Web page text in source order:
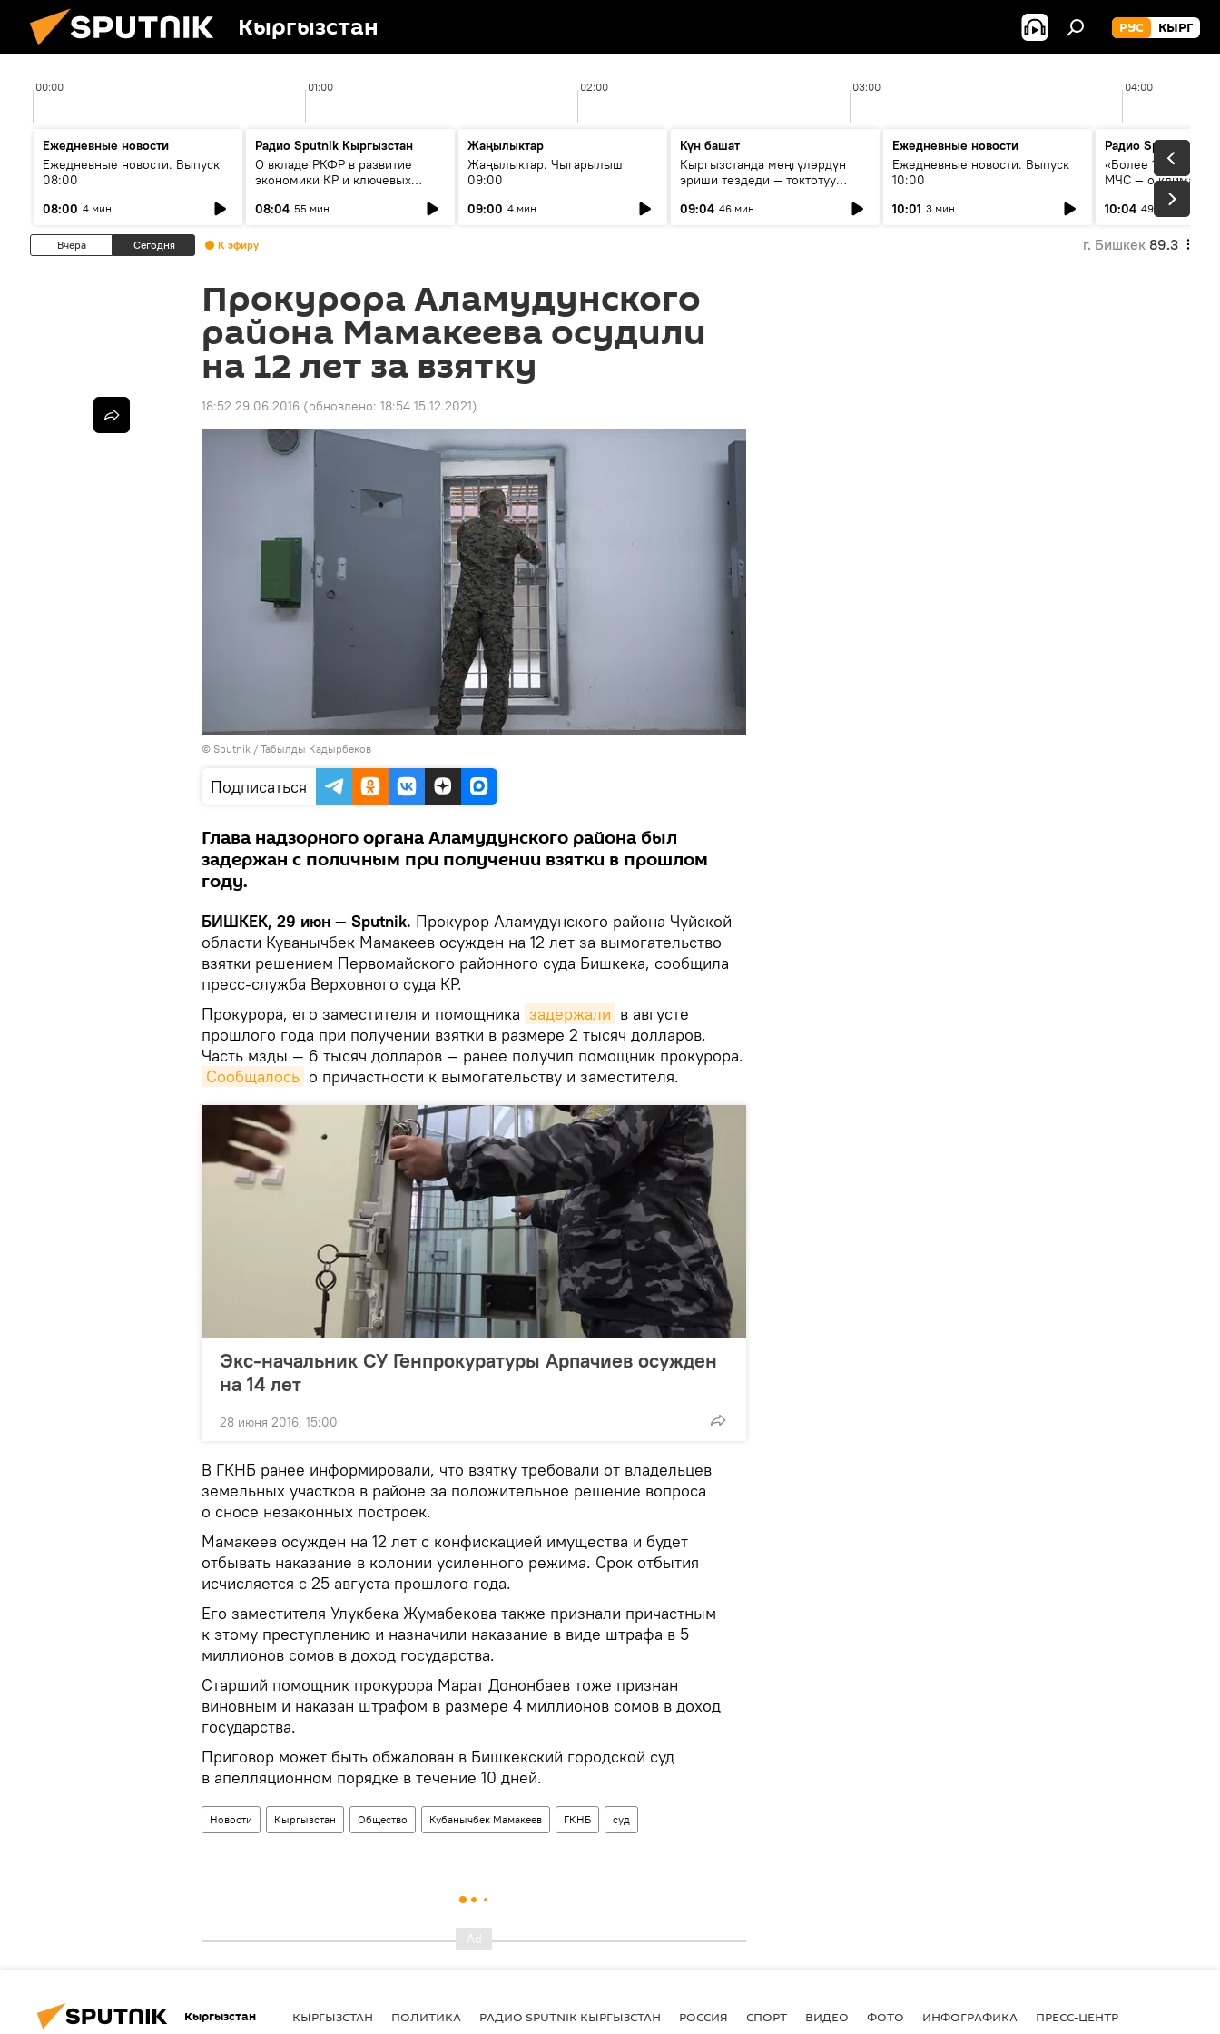
Кыргызстан РУС КЫРГ
00:00 01:00 02:00 03:00 04:00
Ежедневные новости
Ежедневные новости. Выпуск
08:00
08:00 4 мин
Радио Sputnik Кыргызстан
О вкладе РКФР в развитие
экономики КР и ключевых
08:04 55 мин
Жаңылыктар
Жаңылыктар. Чыгарылыш
09:00
09:00 4 мин
Күн башат
Кыргызстанда мөңгүлөрдүн
эриши тездеди — токтотуу
09:04 46 мин
Ежедневные новости
Ежедневные новости. Выпуск
10:00
10:01 3 мин
Радио Sputnik
«Более 1200 сёл в
МЧС — о климате,
системе
населения
10:04 49 мин
Вчера Сегодня К эфиру г. Бишкек 89.3
Прокурора Аламудунского
района Мамакеева осудили
на 12 лет за взятку
18:52 29.06.2016 (обновлено: 18:54 15.12.2021)
© Sputnik / Табылды Кадырбеков
Подписаться
Глава надзорного органа Аламудунского района был
задержан с поличным при получении взятки в прошлом
году.
БИШКЕК, 29 июн — Sputnik. Прокурор Аламудунского района Чуйской
области Куванычбек Мамакеев осужден на 12 лет за вымогательство
взятки решением Первомайского районного суда Бишкека, сообщила
пресс-служба Верховного суда КР.
Прокурора, его заместителя и помощника задержали в августе
прошлого года при получении взятки в размере 2 тысяч долларов.
Часть мзды — 6 тысяч долларов — ранее получил помощник прокурора.
Сообщалось о причастности к вымогательству и заместителя.
Экс-начальник СУ Генпрокуратуры Арпачиев осужден
на 14 лет
28 июня 2016, 15:00
В ГКНБ ранее информировали, что взятку требовали от владельцев
земельных участков в районе за положительное решение вопроса
о сносе незаконных построек.
Мамакеев осужден на 12 лет с конфискацией имущества и будет
отбывать наказание в колонии усиленного режима. Срок отбытия
исчисляется с 25 августа прошлого года.
Его заместителя Улукбека Жумабекова также признали причастным
к этому преступлению и назначили наказание в виде штрафа в 5
миллионов сомов в доход государства.
Старший помощник прокурора Марат Дононбаев тоже признан
виновным и наказан штрафом в размере 4 миллионов сомов в доход
государства.
Приговор может быть обжалован в Бишкекский городской суд
в апелляционном порядке в течение 10 дней.
Новости Кыргызстан Общество Кубанычбек Мамакеев ГКНБ суд
Кыргызстан КЫРГЫЗСТАН ПОЛИТИКА РАДИО SPUTNIK КЫРГЫЗСТАН РОССИЯ СПОРТ ВИДЕО ФОТО ИНФОГРАФИКА ПРЕСС-ЦЕНТР